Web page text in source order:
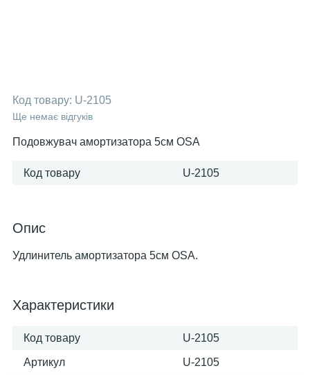
Код товару: U-2105
Ще немає відгуків
Подовжувач амортизатора 5см OSA
Код товару U-2105
Опис
Удлинитель амортизатора 5см OSA.
Характеристики
Код товару U-2105
Артикул U-2105